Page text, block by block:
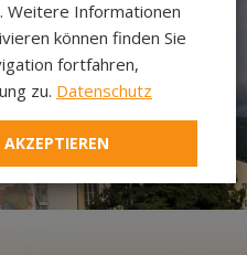
Weitere Informationen
können finden Sie
fortfahren,
zu. Datenschutz